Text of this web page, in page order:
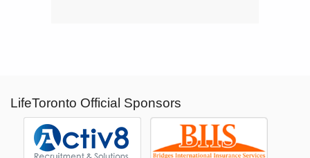
LifeToronto Official Sponsors